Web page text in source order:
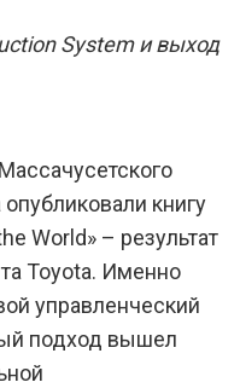
опубликовали книгу
World» – результат
Toyota. Именно
управленческий
подход вышел